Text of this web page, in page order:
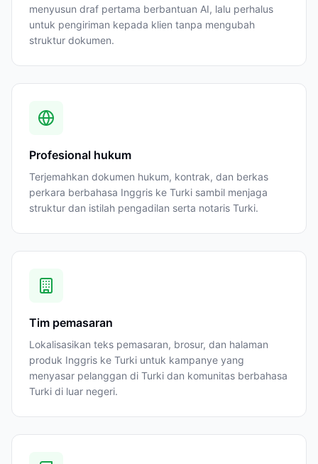
menyusun draf pertama berbantuan AI, lalu perhalus
untuk pengiriman kepada klien tanpa mengubah
struktur dokumen.
Profesional hukum
Terjemahkan dokumen hukum, kontrak, dan berkas
perkara berbahasa Inggris ke Turki sambil menjaga
struktur dan istilah pengadilan serta notaris Turki.
Tim pemasaran
Lokalisasikan teks pemasaran, brosur, dan halaman
produk Inggris ke Turki untuk kampanye yang
menyasar pelanggan di Turki dan komunitas berbahasa
Turki di luar negeri.